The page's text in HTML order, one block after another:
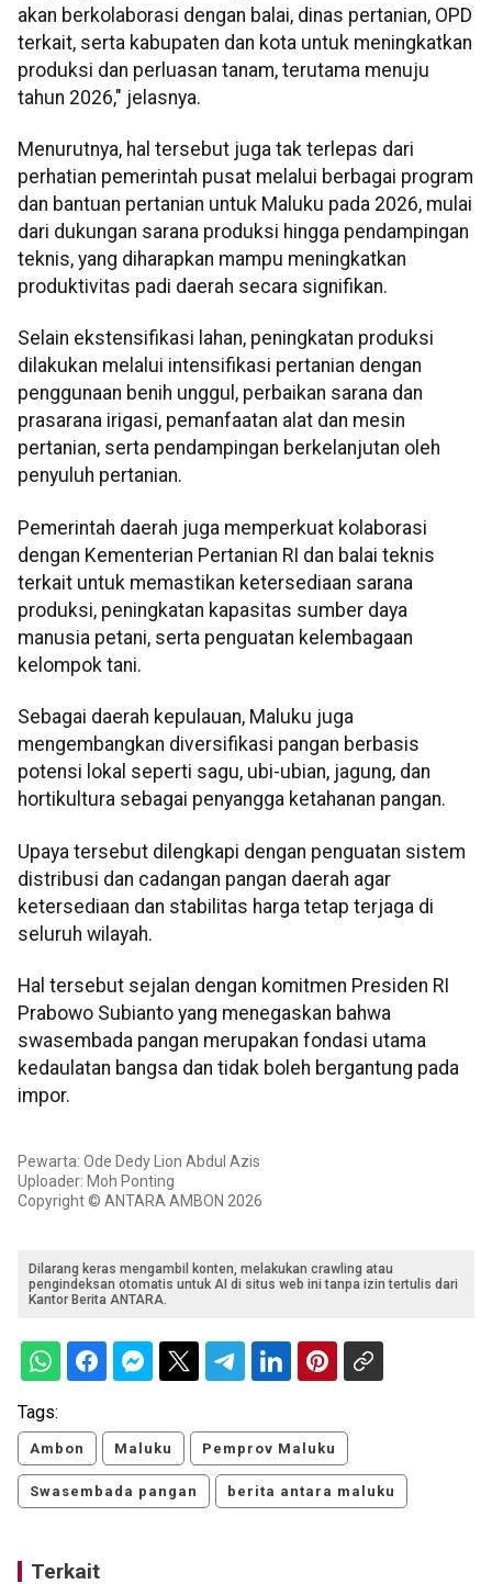
akan berkolaborasi dengan balai, dinas pertanian, OPD
terkait, serta kabupaten dan kota untuk meningkatkan
produksi dan perluasan tanam, terutama menuju
tahun 2026," jelasnya.
Menurutnya, hal tersebut juga tak terlepas dari
perhatian pemerintah pusat melalui berbagai program
dan bantuan pertanian untuk Maluku pada 2026, mulai
dari dukungan sarana produksi hingga pendampingan
teknis, yang diharapkan mampu meningkatkan
produktivitas padi daerah secara signifikan.
Selain ekstensifikasi lahan, peningkatan produksi
dilakukan melalui intensifikasi pertanian dengan
penggunaan benih unggul, perbaikan sarana dan
prasarana irigasi, pemanfaatan alat dan mesin
pertanian, serta pendampingan berkelanjutan oleh
penyuluh pertanian.
Pemerintah daerah juga memperkuat kolaborasi
dengan Kementerian Pertanian RI dan balai teknis
terkait untuk memastikan ketersediaan sarana
produksi, peningkatan kapasitas sumber daya
manusia petani, serta penguatan kelembagaan
kelompok tani.
Sebagai daerah kepulauan, Maluku juga
mengembangkan diversifikasi pangan berbasis
potensi lokal seperti sagu, ubi-ubian, jagung, dan
hortikultura sebagai penyangga ketahanan pangan.
Upaya tersebut dilengkapi dengan penguatan sistem
distribusi dan cadangan pangan daerah agar
ketersediaan dan stabilitas harga tetap terjaga di
seluruh wilayah.
Hal tersebut sejalan dengan komitmen Presiden RI
Prabowo Subianto yang menegaskan bahwa
swasembada pangan merupakan fondasi utama
kedaulatan bangsa dan tidak boleh bergantung pada
impor.
Pewarta: Ode Dedy Lion Abdul Azis
Uploader: Moh Ponting
Copyright © ANTARA AMBON 2026
Dilarang keras mengambil konten, melakukan crawling atau
pengindeksan otomatis untuk AI di situs web ini tanpa izin tertulis dari
Kantor Berita ANTARA.
Tags:
Ambon Maluku Pemprov Maluku
Swasembada pangan berita antara maluku
Terkait